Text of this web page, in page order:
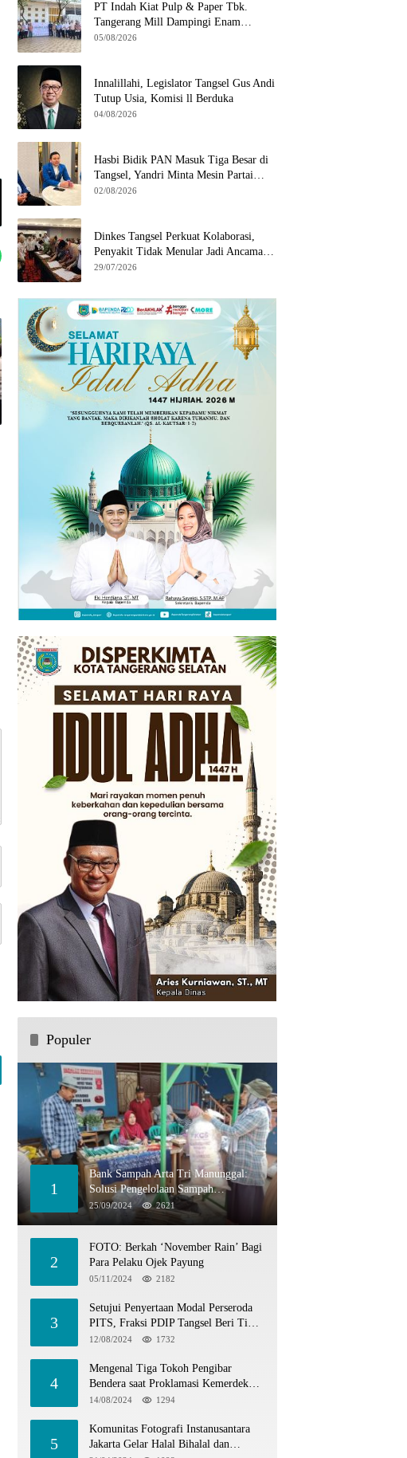
PT Indah Kiat Pulp & Paper Tbk.
Tangerang Mill Dampingi Enam
Wilayah Binaan
05/08/2026
Innalillahi, Legislator Tangsel Gus Andi
Tutup Usia, Komisi ll Berduka
04/08/2026
Hasbi Bidik PAN Masuk Tiga Besar di
Tangsel, Yandri Minta Mesin Partai
Bergerak
02/08/2026
Dinkes Tangsel Perkuat Kolaborasi,
Penyakit Tidak Menular Jadi Ancaman
Utama
29/07/2026
Populer
1
Bank Sampah Arta Tri Manunggal:
Solusi Pengelolaan Sampah
Berkelanjutan di Tangerang Selatan
25/09/2024 2621
2
FOTO: Berkah ‘November Rain’ Bagi
Para Pelaku Ojek Payung
05/11/2024 2182
3
Setujui Penyertaan Modal Perseroda
PITS, Fraksi PDIP Tangsel Beri Tiga
Catatan
12/08/2024 1732
4
Mengenal Tiga Tokoh Pengibar
Bendera saat Proklamasi Kemerdekaan
1945
14/08/2024 1294
5
Komunitas Fotografi Instanusantara
Jakarta Gelar Halal Bihalal dan